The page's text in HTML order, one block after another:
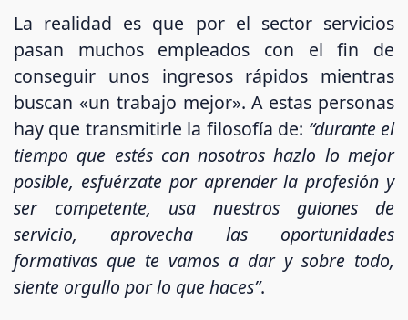
La realidad es que por el sector servicios
pasan muchos empleados con el fin de
conseguir unos ingresos rápidos mientras
buscan «un trabajo mejor». A estas personas
hay que transmitirle la filosofía de: “durante el
tiempo que estés con nosotros hazlo lo mejor
posible, esfuérzate por aprender la profesión y
ser competente, usa nuestros guiones de
servicio, aprovecha las oportunidades
formativas que te vamos a dar y sobre todo,
siente orgullo por lo que haces”.